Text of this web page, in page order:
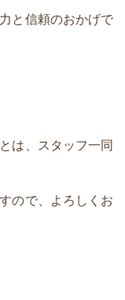
と信頼のおかげで
は、スタッフ一同
ので、よろしくお